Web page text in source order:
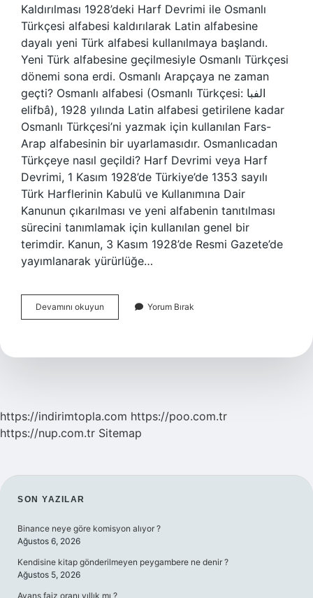
Kaldırılması 1928’deki Harf Devrimi ile Osmanlı
Türkçesi alfabesi kaldırılarak Latin alfabesine
dayalı yeni Türk alfabesi kullanılmaya başlandı.
Yeni Türk alfabesine geçilmesiyle Osmanlı Türkçesi
dönemi sona erdi. Osmanlı Arapçaya ne zaman
geçti? Osmanlı alfabesi (Osmanlı Türkçesi: الفبا
elifbâ), 1928 yılında Latin alfabesi getirilene kadar
Osmanlı Türkçesi’ni yazmak için kullanılan Fars-
Arap alfabesinin bir uyarlamasıdır. Osmanlıcadan
Türkçeye nasıl geçildi? Harf Devrimi veya Harf
Devrimi, 1 Kasım 1928’de Türkiye’de 1353 sayılı
Türk Harflerinin Kabulü ve Kullanımına Dair
Kanunun çıkarılması ve yeni alfabenin tanıtılması
sürecini tanımlamak için kullanılan genel bir
terimdir. Kanun, 3 Kasım 1928’de Resmi Gazete’de
yayımlanarak yürürlüğe…
Devamını okuyun Osmanlıcayı
Kim
Yorum Bırak
https://indirimtopla.com https://poo.com.tr
https://nup.com.tr Sitemap
SIDEBAR
SON YAZILAR
Binance neye göre komisyon alıyor ?
Ağustos 6, 2026
Kendisine kitap gönderilmeyen peygambere ne denir ?
Ağustos 5, 2026
Avans faiz oranı yıllık mı ?